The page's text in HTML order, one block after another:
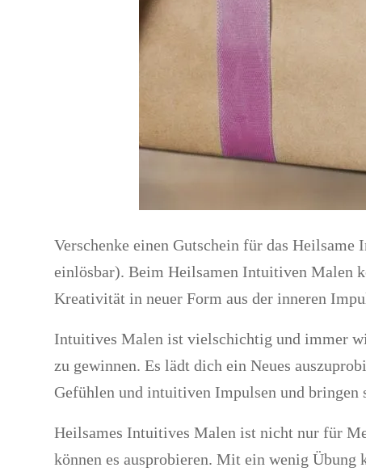
Verschenke einen Gutschein für das
einlösbar). Beim Heilsamen Intuitiven Malen
Kreativität in neuer Form aus der inneren
Intuitives Malen ist vielschichtig und immer
zu gewinnen. Es lädt dich ein Neues
Gefühlen und intuitiven Impulsen und bringen
Heilsames Intuitives Malen ist nicht nur für
können es ausprobieren. Mit ein wenig Übung